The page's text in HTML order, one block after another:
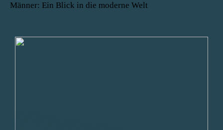
Männer: Ein Blick in die moderne Welt